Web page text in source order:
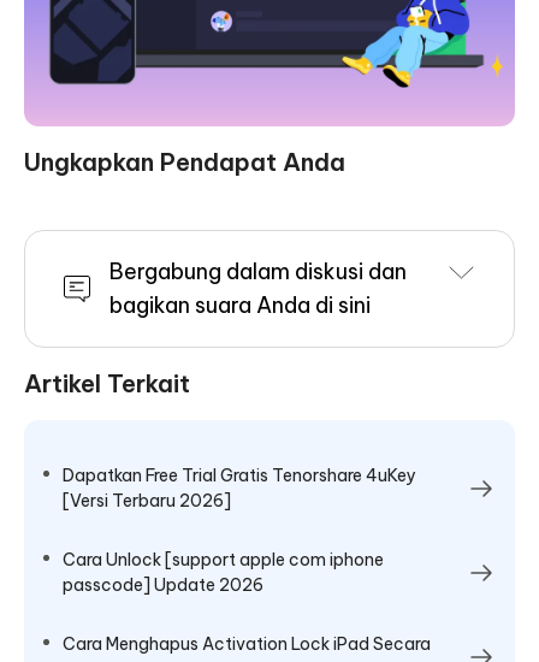
Ungkapkan Pendapat Anda
Bergabung dalam diskusi dan
bagikan suara Anda di sini
Artikel Terkait
Dapatkan Free Trial Gratis Tenorshare 4uKey
[Versi Terbaru 2026]
Cara Unlock [support apple com iphone
passcode] Update 2026
Cara Menghapus Activation Lock iPad Secara